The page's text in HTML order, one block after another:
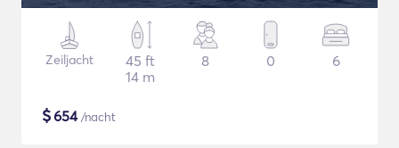
Zeiljacht
45 ft
14 m
8 0 6
$654/nacht